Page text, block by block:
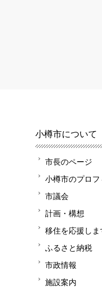
小樽市について
市長のページ
小樽市のプロ
市議会
計画・構想
移住を応援しま
ふるさと納税
市政情報
施設案内